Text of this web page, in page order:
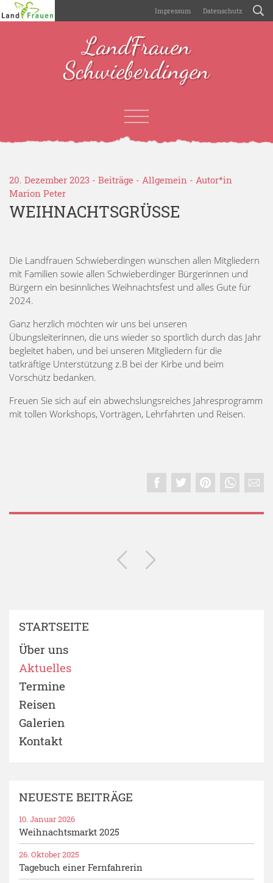
Impressum Datenschutz
LandFrauen
Schwieberdingen
20. Dezember 2023 - Beiträge - Allgemein - Autor*in
Marion Peter
WEIHNACHTSGRÜSSE
Die Landfrauen Schwieberdingen wünschen allen Mitgliedern
mit Familien sowie allen Schwieberdinger Bürgerinnen und
Bürgern ein besinnliches Weihnachtsfest und alles Gute für
2024.
Ganz herzlich möchten wir uns bei unseren
Übungsleiterinnen, die uns wieder so sportlich durch das Jahr
begleitet haben, und bei unseren Mitgliedern für die
tatkräftige Unterstützung z.B bei der Kirbe und beim
Vorschütz bedanken.
Freuen Sie sich auf ein abwechslungsreiches Jahresprogramm
mit tollen Workshops, Vorträgen, Lehrfahrten und Reisen.
STARTSEITE
Über uns
Aktuelles
Termine
Reisen
Galerien
Kontakt
NEUESTE BEITRÄGE
Weihnachtsmarkt 2025
10. Januar 2026
Tagebuch einer Fernfahrerin
26. Oktober 2025